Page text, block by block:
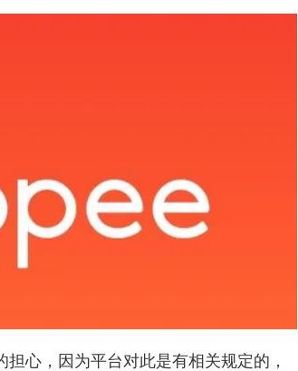
心，因为平台对此是有相关规定的，